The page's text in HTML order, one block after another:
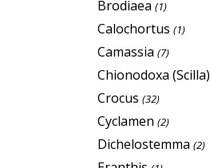
Brodiaea (1)
Calochortus (1)
Camassia (7)
Chionodoxa (Scilla)
Crocus (32)
Cyclamen (2)
Dichelostemma (2)